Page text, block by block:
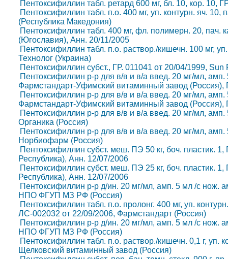
Пентоксифиллин табл. ретард 600 мг, бл. 10, кор. 10,
Пентоксифиллин табл. п.о. 400 мг, уп. контурн. яч.
(Республика Македония)
Пентоксифиллин табл. 400 мг, фл. полимерн. 20, пач.
(Югославия), Анн. 20/11/2005
Пентоксифиллин табл. п.о. раствор./кишечн. 100 мг,
Технолог (Украина)
Пентоксифиллин субст., ГР. 011041 от 20/04/1999,
Пентоксифиллин р-р для в/в и в/а введ. 20 мг/мл, амп.
Фармстандарт-Уфимский витаминный завод
Пентоксифиллин р-р для в/в и в/а введ. 20 мг/мл, амп.
Фармстандарт-Уфимский витаминный завод
Пентоксифиллин р-р для в/в и в/а введ. 20 мг/мл,
Органика (Россия)
Пентоксифиллин р-р для в/в и в/а введ. 20 мг/мл,
Норбиофарм (Россия)
Пентоксифиллин субст. меш. ПЭ 50 кг, боч. пластик.
Республика), Анн. 12/07/2006
Пентоксифиллин субст. меш. ПЭ 25 кг, боч. пластик.
Республика), Анн. 12/07/2006
Пентоксифиллин р-р д/ин. 20 мг/мл, амп. 5 мл /с нож.
НПО ФГУП МЗ РФ (Россия)
Пентоксифиллин табл. п.о. пролонг. 400 мг, уп.
ЛС-002032 от 22/09/2006, Фармстандарт (Россия)
Пентоксифиллин р-р д/ин. 20 мг/мл, амп. 5 мл /с нож.
НПО ФГУП МЗ РФ (Россия)
Пентоксифиллин табл. п.о. раствор./кишечн. 0,1 г, уп.
Щелковский витаминный завод (Россия)